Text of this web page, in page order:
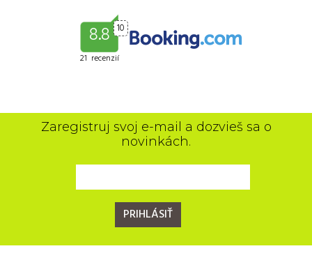
8.8 10
21 recenzií
Zaregistruj svoj e-mail a dozvieš sa o
novinkách.
PRIHLÁSIŤ